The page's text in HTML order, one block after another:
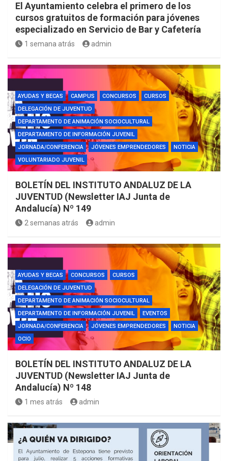
El Ayuntamiento celebra el primero de los
cursos gratuitos de formación para jóvenes
especializado en Servicio de Bar y Cafetería
1 semana atrás admin
AYUDAS Y BECAS CAMPUS CONCURSOS
CURSOS
DELEGACIÓN DE JUVENTUD
DEPARTAMENTO DE ANIMACIÓN SOCIOCULTURAL
DEPARTAMENTO DE INFORMACIÓN JUVENIL
JORNADA/CONFERENCIA
JÓVENES EMPRENDEDORES
NOTICIA
VOLUNTARIADO JUVENIL
BOLETÍN DEL INSTITUTO ANDALUZ DE LA
JUVENTUD (Newsletter IAJ Junta de
Andalucía) Nº 149
2 semanas atrás admin
AYUDAS Y BECAS CONCURSOS
CURSOS
DELEGACIÓN DE JUVENTUD
DEPARTAMENTO DE ANIMACIÓN SOCIOCULTURAL
DEPARTAMENTO DE INFORMACIÓN JUVENIL
EVENTOS
JORNADA/CONFERENCIA
JÓVENES EMPRENDEDORES
NOTICIA
OCIO
BOLETÍN DEL INSTITUTO ANDALUZ DE LA
JUVENTUD (Newsletter IAJ Junta de
Andalucía) Nº 148
1 mes atrás admin